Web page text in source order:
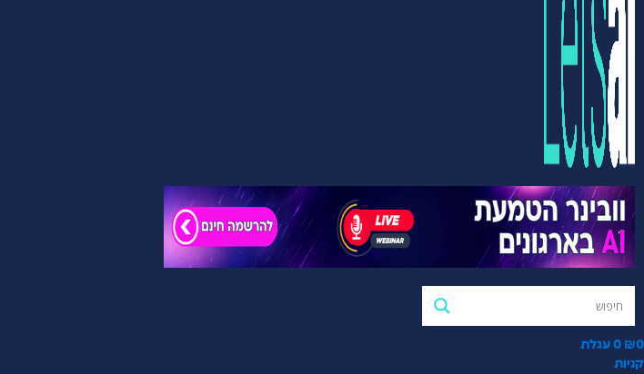
₪0
0 עגלת
קניות